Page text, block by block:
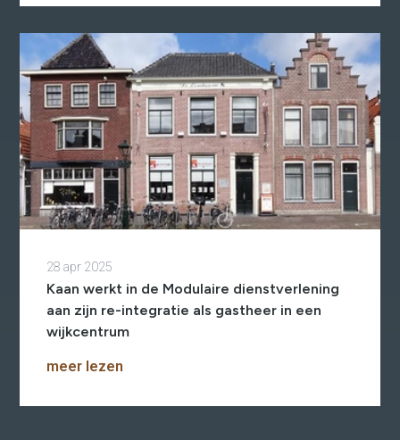
28 apr 2025
Kaan werkt in de Modulaire dienstverlening
aan zijn re-integratie als gastheer in een
wijkcentrum
meer lezen